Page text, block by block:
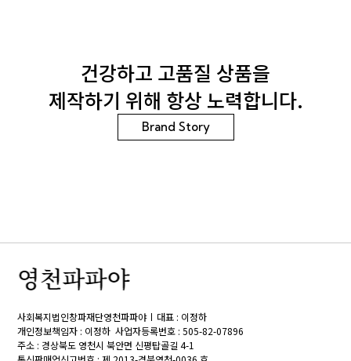
건강하고 고품질 상품을
제작하기 위해 항상 노력합니다.
Brand Story
사회복지법인창파재단영천파파야
대표 : 이정하
개인정보책임자 : 이정하 사업자등록번호 : 505-82-07896
주소 : 경상북도 영천시 북안면 신평탑골길 4-1